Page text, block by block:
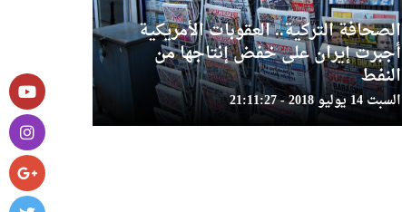
الصحافة التركية.. العقوبات الأمريكية
أجبرت إيران على خفض إنتاجها من
النفط
السبت 14 يوليو 2018 - 21:11:27